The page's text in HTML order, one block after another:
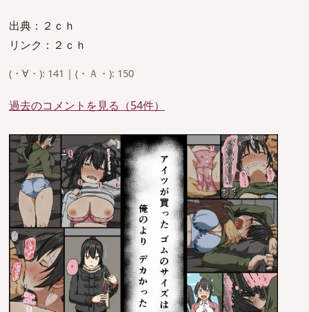
出典：２ｃｈ
リンク：２ｃｈ
(・∀・): 141 | (・Ａ・): 150
過去のコメントを見る（54件）